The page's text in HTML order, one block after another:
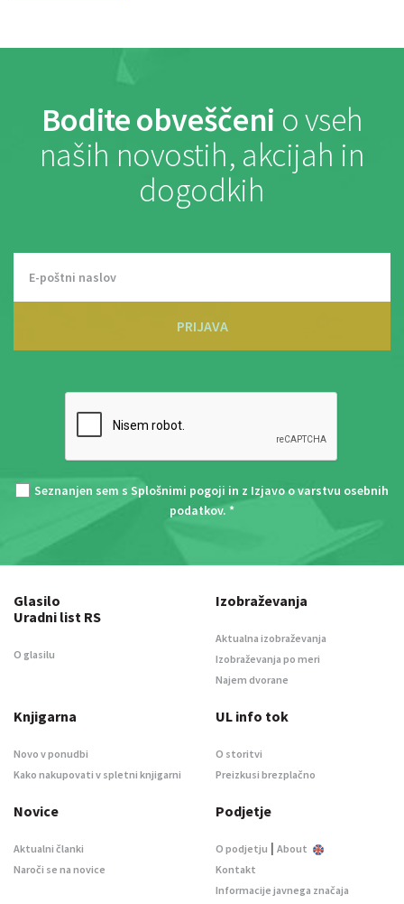
Bodite obveščeni o vseh
naših novostih, akcijah in
dogodkih
PRIJAVA
Seznanjen sem s Splošnimi pogoji in z Izjavo o varstvu osebnih
podatkov. *
Glasilo
Uradni list RS
O glasilu
Izobraževanja
Aktualna izobraževanja
Izobraževanja po meri
Najem dvorane
Knjigarna
Novo v ponudbi
Kako nakupovati v spletni knjigarni
UL info tok
O storitvi
Preizkusi brezplačno
Novice
Aktualni članki
Naroči se na novice
Podjetje
O podjetju | About
Kontakt
Informacije javnega značaja